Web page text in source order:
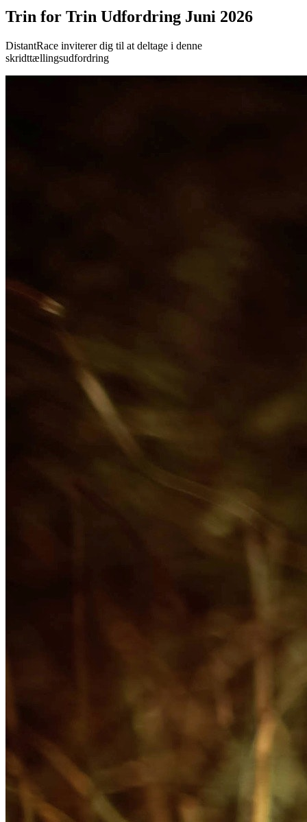
Trin for Trin Udfordring Juni 2026
DistantRace inviterer dig til at deltage i denne
skridttællingsudfordring